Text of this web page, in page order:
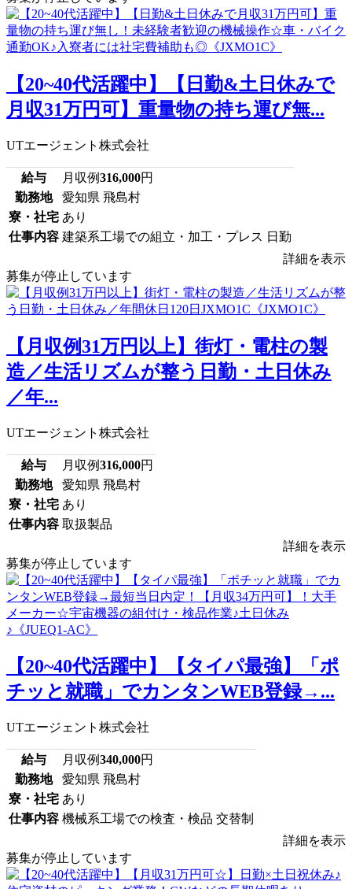
【20~40代活躍中】【日勤&土日休みで
月収31万円可】重量物の持ち運び無...
UTエージェント株式会社
給与 月収例316,000円
勤務地
愛知県 飛島村
寮・社宅 あり
仕事内容 建築系工場での組立・加工・プレス 日勤
詳細を表示
募集が停止しています
【月収例31万円以上】街灯・電柱の製
造／生活リズムが整う日勤・土日休み
／年...
UTエージェント株式会社
給与 月収例316,000円
勤務地
愛知県 飛島村
寮・社宅 あり
仕事内容 取扱製品
詳細を表示
募集が停止しています
【20~40代活躍中】【タイパ最強】「ポ
チッと就職」でカンタンWEB登録→...
UTエージェント株式会社
給与 月収例340,000円
勤務地
愛知県 飛島村
寮・社宅 あり
仕事内容 機械系工場での検査・検品 交替制
詳細を表示
募集が停止しています